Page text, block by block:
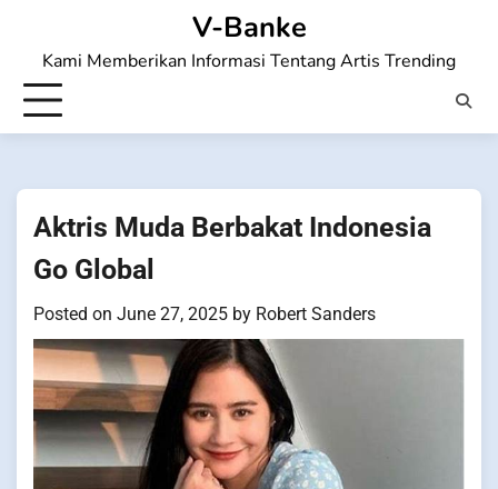
content
V-Banke
Kami Memberikan Informasi Tentang Artis Trending
Aktris Muda Berbakat Indonesia
Go Global
Posted on June 27, 2025 by Robert Sanders